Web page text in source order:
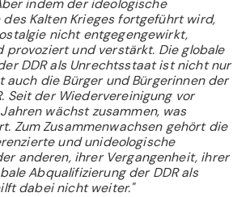
indem der ideologische
Kalten Krieges fortgeführt wird,
nicht entgegengewirkt,
provoziert und verstärkt. Die globale
DDR als Unrechtsstaat ist nicht nur
auch die Bürger und Bürgerinnen der
Seit der Wiedervereinigung vor
wächst zusammen, was
Zum Zusammenwachsen gehört die
und unideologische
anderen, ihrer Vergangenheit, ihrer
Abqualifizierung der DDR als
dabei nicht weiter."